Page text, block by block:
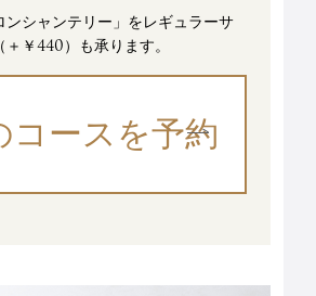
ンシャンテリー」をレギュラーサ
￥440）も承ります。
コースを予約